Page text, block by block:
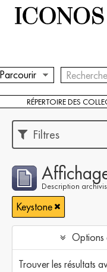
RÉPERTOIRE DES
Filtres
Description
Keystone
Options
Trouver les résultats